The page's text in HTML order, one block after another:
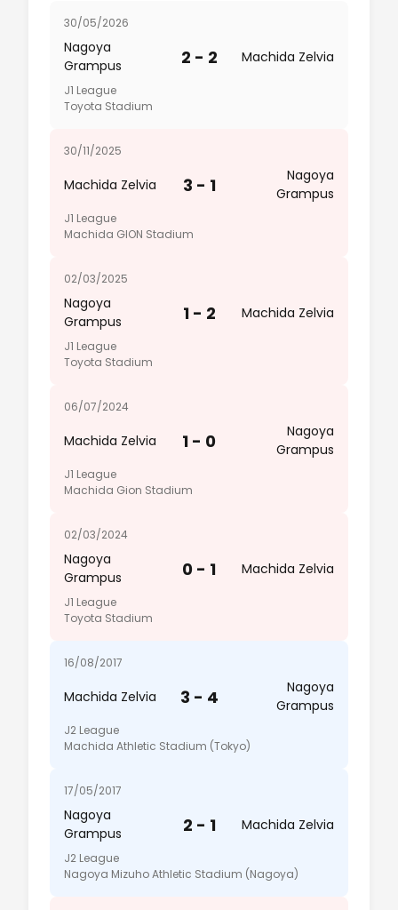
30/05/2026
Nagoya
Grampus
2 - 2 Machida Zelvia
J1 League
Toyota Stadium
30/11/2025
Machida Zelvia 3 - 1
Nagoya
Grampus
J1 League
Machida GION Stadium
02/03/2025
Nagoya
Grampus
1 - 2 Machida Zelvia
J1 League
Toyota Stadium
06/07/2024
Machida Zelvia 1 - 0
Nagoya
Grampus
J1 League
Machida Gion Stadium
02/03/2024
Nagoya
Grampus
0 - 1 Machida Zelvia
J1 League
Toyota Stadium
16/08/2017
Machida Zelvia 3 - 4
Nagoya
Grampus
J2 League
Machida Athletic Stadium (Tokyo)
17/05/2017
Nagoya
Grampus
2 - 1 Machida Zelvia
J2 League
Nagoya Mizuho Athletic Stadium (Nagoya)